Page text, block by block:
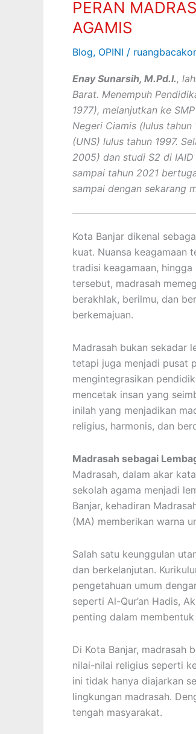
PERAN
AGAMIS
Blog, OPINI /
Enay Sunarsih, M.Pd.I.,
Barat. Menempuh
1977), melanjutkan ke
Negeri Ciamis (lulus
(UNS) lulus tahun 1997.
2005) dan studi S2 di
sampai tahun 2021
sampai dengan sekarang
Kota Banjar dikenal
kuat. Nuansa keagamaan
tradisi keagamaan,
tersebut, madrasah
berakhlak, berilmu, dan
berkemajuan.
Madrasah bukan sekadar
tetapi juga menjadi pusat
mengintegrasikan
mencetak insan yang
inilah yang menjadikan
religius, harmonis, dan
Madrasah sebagai
Madrasah, dalam akar
sekolah agama menjadi
Banjar, kehadiran
(MA) memberikan warna
Salah satu keunggulan
dan berkelanjutan.
pengetahuan umum
seperti Al-Qur’an Hadis,
penting dalam
Di Kota Banjar, madrasah
nilai-nilai religius seperti
ini tidak hanya diajarkan
lingkungan madrasah.
tengah masyarakat.
MEMAJUKAN
KOTA
BANJAR
YANG